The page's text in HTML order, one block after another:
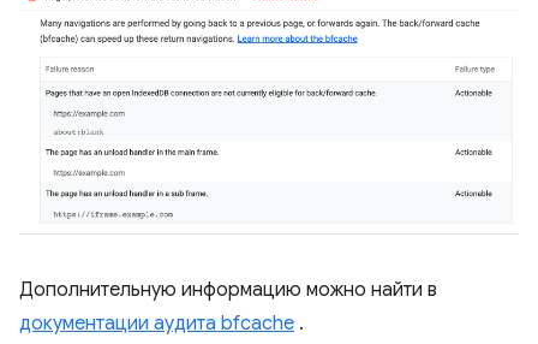
Дополнительную информацию можно найти в
документации аудита bfcache .